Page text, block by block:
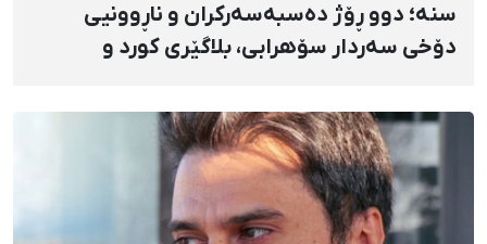
سنە؛ دوو ڕۆژ دەسبەسەرکران و ناڕوونیی
دۆخی سەردار سۆهرابی، بلاگێری کورد و